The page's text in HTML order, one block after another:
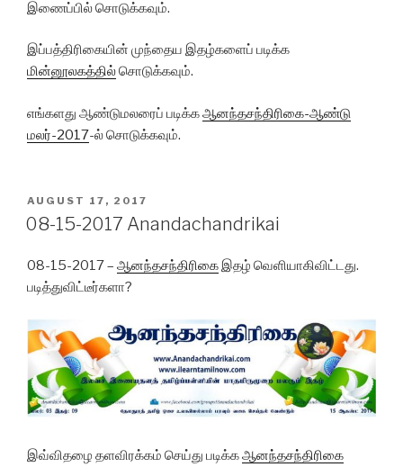
இணைப்பில் சொடுக்கவும்.
இப்பத்திரிகையின் முந்தைய இதழ்களைப் படிக்க
மின்னூலகத்தில்சொடுக்கவும்.
எங்களது ஆண்டுமலரைப் படிக்கஆனந்தசந்திரிகை-ஆண்டு
மலர்-2017-ல் சொடுக்கவும்.
POSTED
ON
AUGUST 17, 2017
08-15-2017 Anandachandrikai
08-15-2017 – ஆனந்தசந்திரிகைஇதழ் வெளியாகிவிட்டது.
படித்துவிட்டீர்களா?
இவ்விதழை தளவிரக்கம் செய்து படிக்கஆனந்தசந்திரிகை